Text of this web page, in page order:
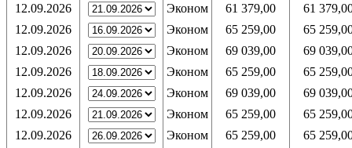
12.09.2026
Эконом 61 379,00
61
12.09.2026
Эконом 65 259,00
65
12.09.2026
Эконом 69 039,00
69
12.09.2026
Эконом 65 259,00
65
12.09.2026
Эконом 69 039,00
69
12.09.2026
Эконом 65 259,00
65
12.09.2026
Эконом 65 259,00
65